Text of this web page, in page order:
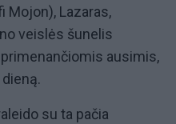
Mojon), Lazaras,
veislės šunelis
ausimis,
su ta pačia